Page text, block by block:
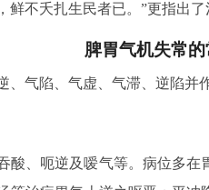
不夭扎生民者已。”更指出了
脾胃气机失常
、气陷、气虚、气滞、逆陷并
酸、呃逆及嗳气等。病位多